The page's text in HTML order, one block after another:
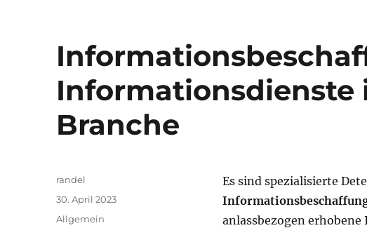
Informationsdienste
Branche
Es sind spezialisierte
anlassbezogen
Autor
randel
Veröffentlicht
am
30. April 2023
Kategorien
Allgemein